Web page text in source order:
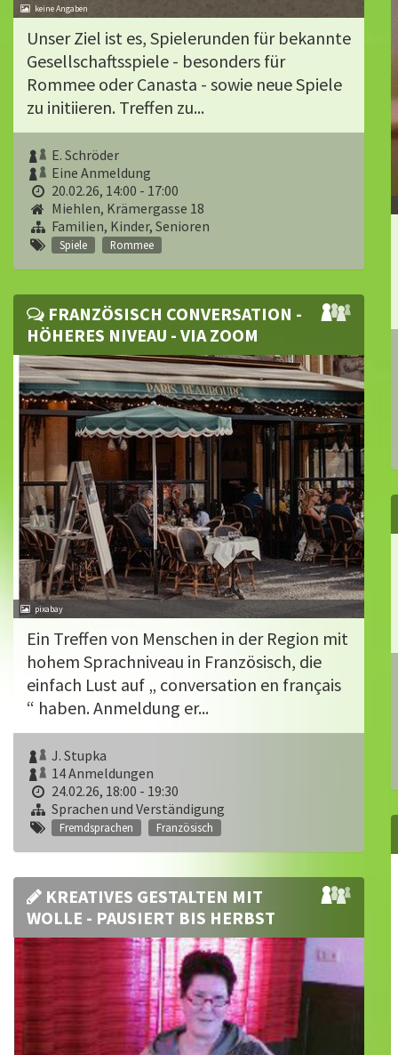
Unser Ziel ist es, Spielerunden für bekannte
Gesell­schaftsspiele - besonders für
Rommee oder Canasta - sowie neue Spiele
zu initiieren. Treffen zu...
E. Schröder
Eine Anmeldung
20.02.26, 14:00 - 17:00
Miehlen, Krämergasse 18
Familien, Kinder, Senioren
Spiele Rommee
FRANZÖSISCH CONVERSATION -
HÖHERES NIVEAU - VIA ZOOM
pixabay
Ein Treffen von Menschen in der Region mit
hohem Sprachniveau in Französisch, die
einfach Lust auf „ conversation en français
“ haben. Anmeldung er...
J. Stupka
14 Anmeldungen
24.02.26, 18:00 - 19:30
Sprachen und Verständigung
Fremdsprachen Französisch
KREATIVES GESTALTEN MIT
WOLLE - PAUSIERT BIS HERBST